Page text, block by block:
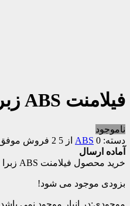
فیلامنت ABS زبرا صورتی
ناموجود
دسته:
ABS 0 از 5
2 فروش موفق
آماده ارسال
خرید محصول فیلامنت ABS زبرا صورتی
بزودی موجود می شود!